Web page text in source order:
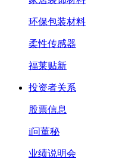
环保包装材料
柔性传感器
福莱贴新
投资者关系
股票信息
i问董秘
业绩说明会